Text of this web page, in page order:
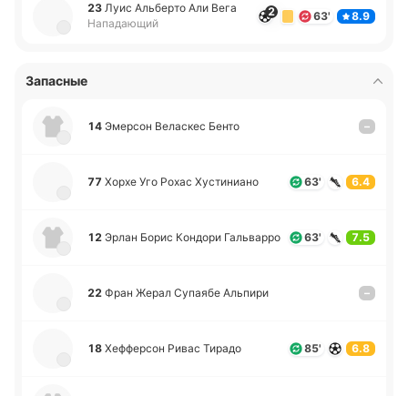
23 Луис Альбе­рто Али Вега
Нападающий
2 63' 8.9
Запасные
14 Эме­рсон Ве­ла­скес Бенто –
77 Хорхе Уго Рохас Ху­сти­ниа­но 63' 6.4
12 Эрлан Борис Ко­ндо­ри Га­льва­рро 63' 7.5
22 Фран Жерал Су­пая­бе Альпи­ри –
18 Хе­ффе­рсон Ривас Тирадо 85' 6.8